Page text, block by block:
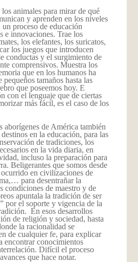
animales para mirar de qué
y aprenden en los niveles
un proceso de educación
e innovaciones. Trae los
los elefantes, los suricatos,
los juegos que introducen
conductas y el surgimiento de
comprensivos. Muestra los
que en los humanos ha
tamaños hasta las
que poseemos hoy. E
con el lenguaje que de ciertas
más fácil, es el caso de los
aborígenes de América también
en la educación, para las
de tradiciones, los
en la vida diaria, en
incluso la preparación para
Beligerantes que somos desde
en civilizaciones de
para desentrañar la
condiciones de maestro y de
apuntala la tradición de ser
por el soporte y vigencia de la
En esos desarrollos
de religión y sociedad, hasta
la racionalidad se
de cualquier fe, para explicar
encontrar conocimientos
Difícil el proceso
que hace notar.